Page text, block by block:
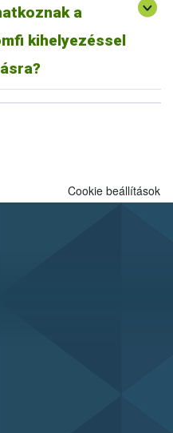
a
kihelyezéssel
az esetben a keltető
nem illeti meg a
Cookie beállítások